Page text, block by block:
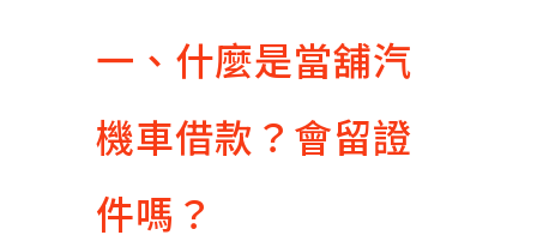
一、什麼是當舖汽
機車借款？會留證
件嗎？